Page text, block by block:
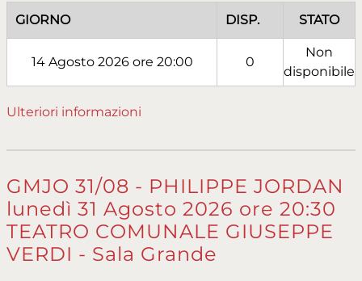
GIORNO DISP. STATO
14 Agosto 2026 ore 20:00 0
Non
disponibile
Ulteriori informazioni
GMJO 31/08 - PHILIPPE JORDAN
lunedì 31 Agosto 2026 ore 20:30
TEATRO COMUNALE GIUSEPPE
VERDI - Sala Grande